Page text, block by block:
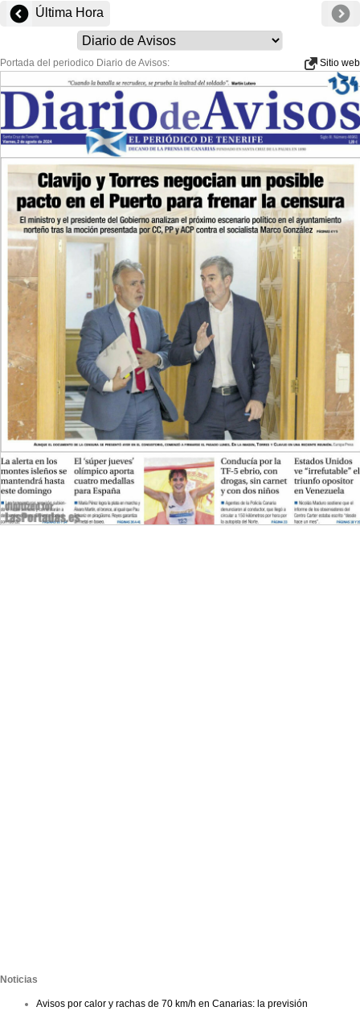
Última Hora
Portada del periodico Diario de Avisos: Sitio web
Noticias
Avisos por calor y rachas de 70 km/h en Canarias: la previsión